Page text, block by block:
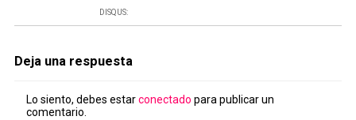
DISQUS:
Deja una respuesta
Lo siento, debes estarconectado para publicar un
comentario.